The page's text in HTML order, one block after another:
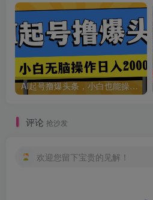
AI起号撸爆头条，小白也能操作，日入2000+
评论 抢沙发
欢迎您留下宝贵的见解！